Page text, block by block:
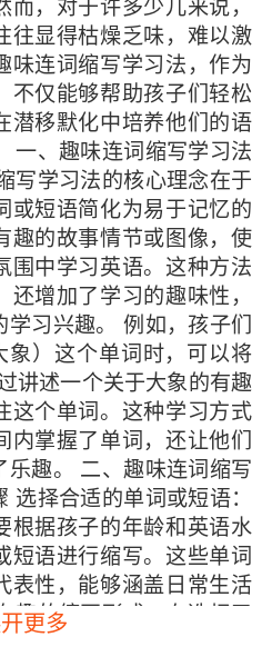
，对于许多少儿来说，
往显得枯燥乏味，难以激
味连词缩写学习法，作为
不仅能够帮助孩子们轻松
潜移默化中培养他们的语
一、趣味连词缩写学习法
写学习法的核心理念在于
或短语简化为易于记忆的
趣的故事情节或图像，使
围中学习英语。这种方法
增加了学习的趣味性，
习兴趣。 例如，孩子们
象）这个单词时，可以将
讲述一个关于大象的有趣
这个单词。这种学习方式
内掌握了单词，还让他们
趣。 二、趣味连词缩写
选择合适的单词或短语：
根据孩子的年龄和英语水
短语进行缩写。这些单词
表性，能够涵盖日常生活
趣的缩写形式：在选择了
教师或家长需要设计出易
更多